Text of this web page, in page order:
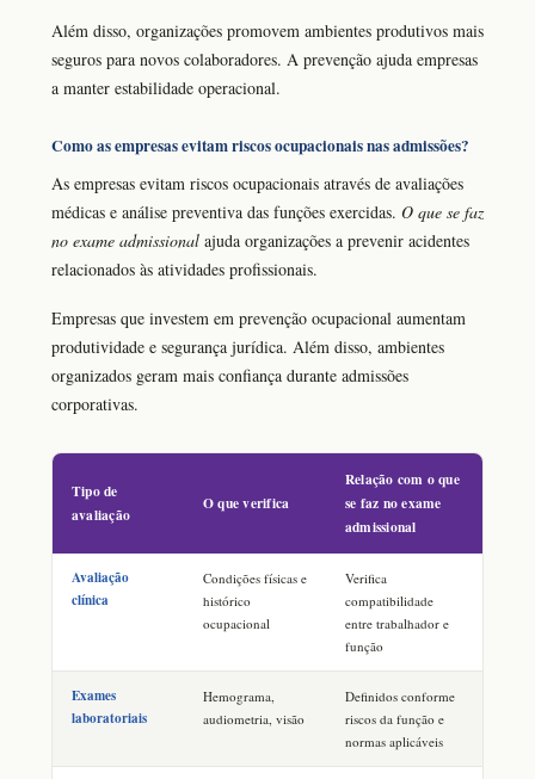
Além disso, organizações promovem ambientes produtivos mais
seguros para novos colaboradores. A prevenção ajuda empresas
a manter estabilidade operacional.
Como as empresas evitam riscos ocupacionais nas admissões?
As empresas evitam riscos ocupacionais através de avaliações
médicas e análise preventiva das funções exercidas. O que se faz
no exame admissional ajuda organizações a prevenir acidentes
relacionados às atividades profissionais.
Empresas que investem em prevenção ocupacional aumentam
produtividade e segurança jurídica. Além disso, ambientes
organizados geram mais confiança durante admissões
corporativas.
Tipo de
avaliação
O que verifica
Relação com o que
se faz no exame
admissional
Avaliação
clínica
Condições físicas e
histórico
ocupacional
Verifica
compatibilidade
entre trabalhador e
função
Exames
laboratoriais
Hemograma,
audiometria, visão
Definidos conforme
riscos da função e
normas aplicáveis